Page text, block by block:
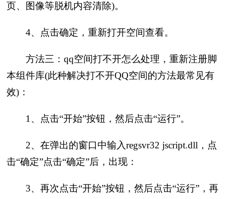
页、图像等脱机内容清除)。
4、点击确定，重新打开空间查看。
方法三：qq空间打不开怎么处理，重新注册脚
本组件库(此种解决打不开QQ空间的方法最常见有
效)：
1、点击“开始”按钮，然后点击“运行”。
2、在弹出的窗口中输入regsvr32 jscript.dll，点
击“确定”点击“确定”后，出现：
3、再次点击“开始”按钮，然后点击“运行”，再